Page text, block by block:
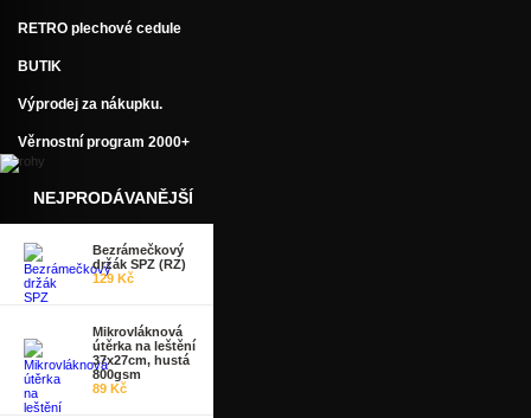
RETRO plechové cedule
BUTIK
Výprodej za nákupku.
Věrnostní program 2000+
NEJPRODÁVANĚJŠÍ
Bezrámečkový
držák SPZ (RZ)
129 Kč
Mikrovláknová
útěrka na leštění
37x27cm, hustá
800gsm
89 Kč